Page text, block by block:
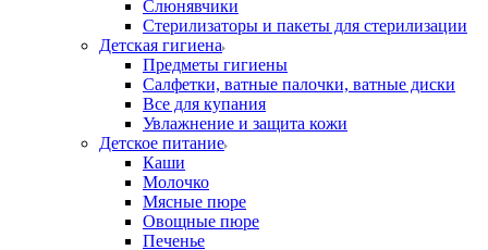
Слюнявчики
Стерилизаторы и пакеты для стерилизации
Детская гигиена
Предметы гигиены
Салфетки, ватные палочки, ватные диски
Все для купания
Увлажнение и защита кожи
Детское питание
Каши
Молочко
Мясные пюре
Овощные пюре
Печенье